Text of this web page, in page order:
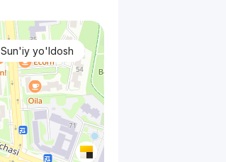
Sun'iy yo'ldosh